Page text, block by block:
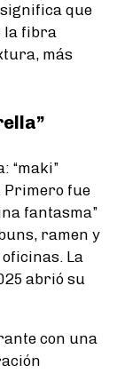
que
la fibra
más
“maki”
Primero fue
fantasma”
ramen y
La
abrió su
con una